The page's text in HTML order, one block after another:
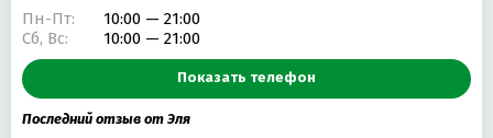
ЛИМФОДРЕНАЖНЫЙ МАССАЖ
ВЕЧЕРНЯЯ ПРИЧЕСКА АНТИЦЕЛЛЮЛИТНЫЙ МАССАЖ
КОМБИНИРОВАННЫЙ МАНИКЮР МЕЛИРОВАНИЕ ВОЛОС
Пн-Пт:
10:00 — 21:00
Сб, Вс:
10:00 — 21:00
Показать телефон
Последний отзыв от Эля